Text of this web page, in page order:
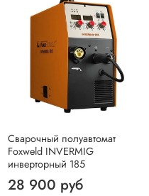
Сварочный полуавтомат
Foxweld INVERMIG
инверторный 185
28 900 руб